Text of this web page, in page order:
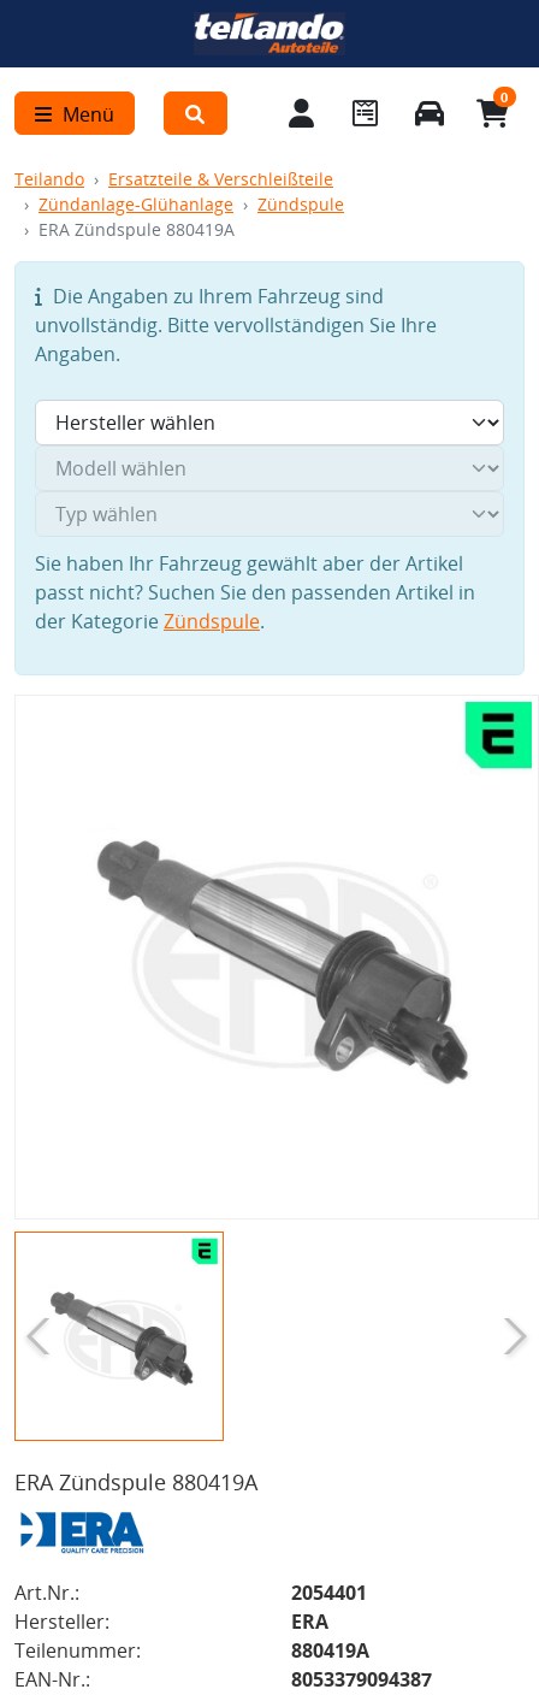
Menü
0
Teilando
Ersatzteile & Verschleißteile
Zündanlage-Glühanlage
Zündspule
ERA Zündspule 880419A
Die Angaben zu Ihrem Fahrzeug sind
unvollständig. Bitte vervollständigen Sie Ihre
Angaben.
Sie haben Ihr Fahrzeug gewählt aber der Artikel
passt nicht? Suchen Sie den passenden Artikel in
der KategorieZündspule.
ERA Zündspule 880419A
Art.Nr.:
2054401
Hersteller:
ERA
Teilenummer:
880419A
EAN-Nr.:
8053379094387